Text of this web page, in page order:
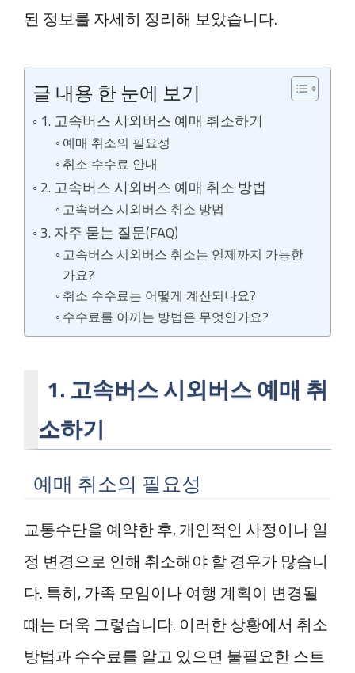
된 정보를 자세히 정리해 보았습니다.
글 내용 한 눈에 보기
1. 고속버스 시외버스 예매 취소하기
예매 취소의 필요성
취소 수수료 안내
2. 고속버스 시외버스 예매 취소 방법
고속버스 시외버스 취소 방법
3. 자주 묻는 질문(FAQ)
고속버스 시외버스 취소는 언제까지 가능한
가요?
취소 수수료는 어떻게 계산되나요?
수수료를 아끼는 방법은 무엇인가요?
1. 고속버스 시외버스 예매 취
소하기
예매 취소의 필요성
교통수단을 예약한 후, 개인적인 사정이나 일
정 변경으로 인해 취소해야 할 경우가 많습니
다. 특히, 가족 모임이나 여행 계획이 변경될
때는 더욱 그렇습니다. 이러한 상황에서 취소
방법과 수수료를 알고 있으면 불필요한 스트